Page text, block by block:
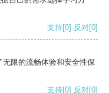
支持[0] 反对[0]
限的流畅体验和安全性保
支持[0] 反对[0]